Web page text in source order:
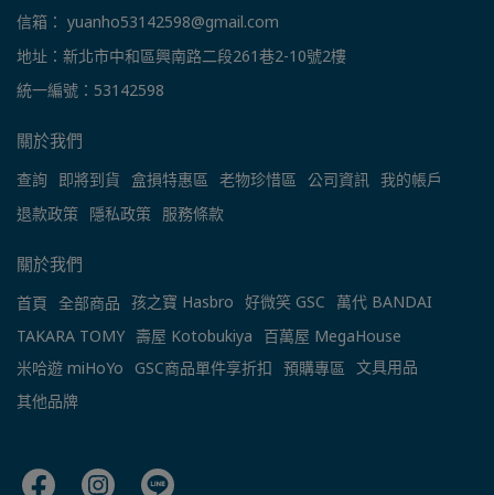
信箱： yuanho53142598@gmail.com
地址：新北市中和區興南路二段261巷2-10號2樓
統一編號：53142598
關於我們
查詢 即將到貨 盒損特惠區 老物珍惜區 公司資訊 我的帳戶
退款政策 隱私政策 服務條款
關於我們
首頁 全部商品 孩之寶 Hasbro 好微笑 GSC
萬代 BANDAI
TAKARA TOMY 壽屋 Kotobukiya
百萬屋 MegaHouse
米哈遊 miHoYo GSC商品單件享折扣 預購專區 文具用品
其他品牌